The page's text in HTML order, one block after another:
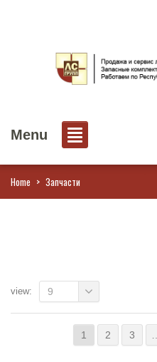
Menu
Home > Запчасти
1 2 3
view: 9